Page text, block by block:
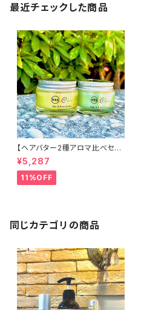
最近チェックした商品
【ヘアバター2種アロマ比べセッ
ト】C for meヘア&ハンドバタ
ー48g×2種 /マルチバーム/
ヘアバーム
¥5,287
11%OFF
同じカテゴリの商品